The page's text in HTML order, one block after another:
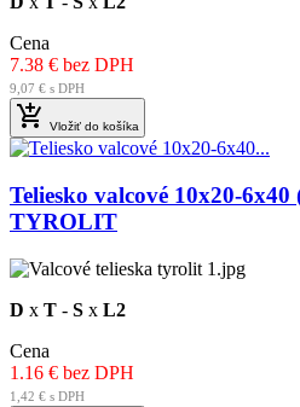
Cena
7.38 € bez DPH
9,07 € s DPH
 Vložiť do košíka
Teliesko valcové 10x20-
TYROLIT
D x T - S x L2
Cena
1.16 € bez DPH
1,42 € s DPH